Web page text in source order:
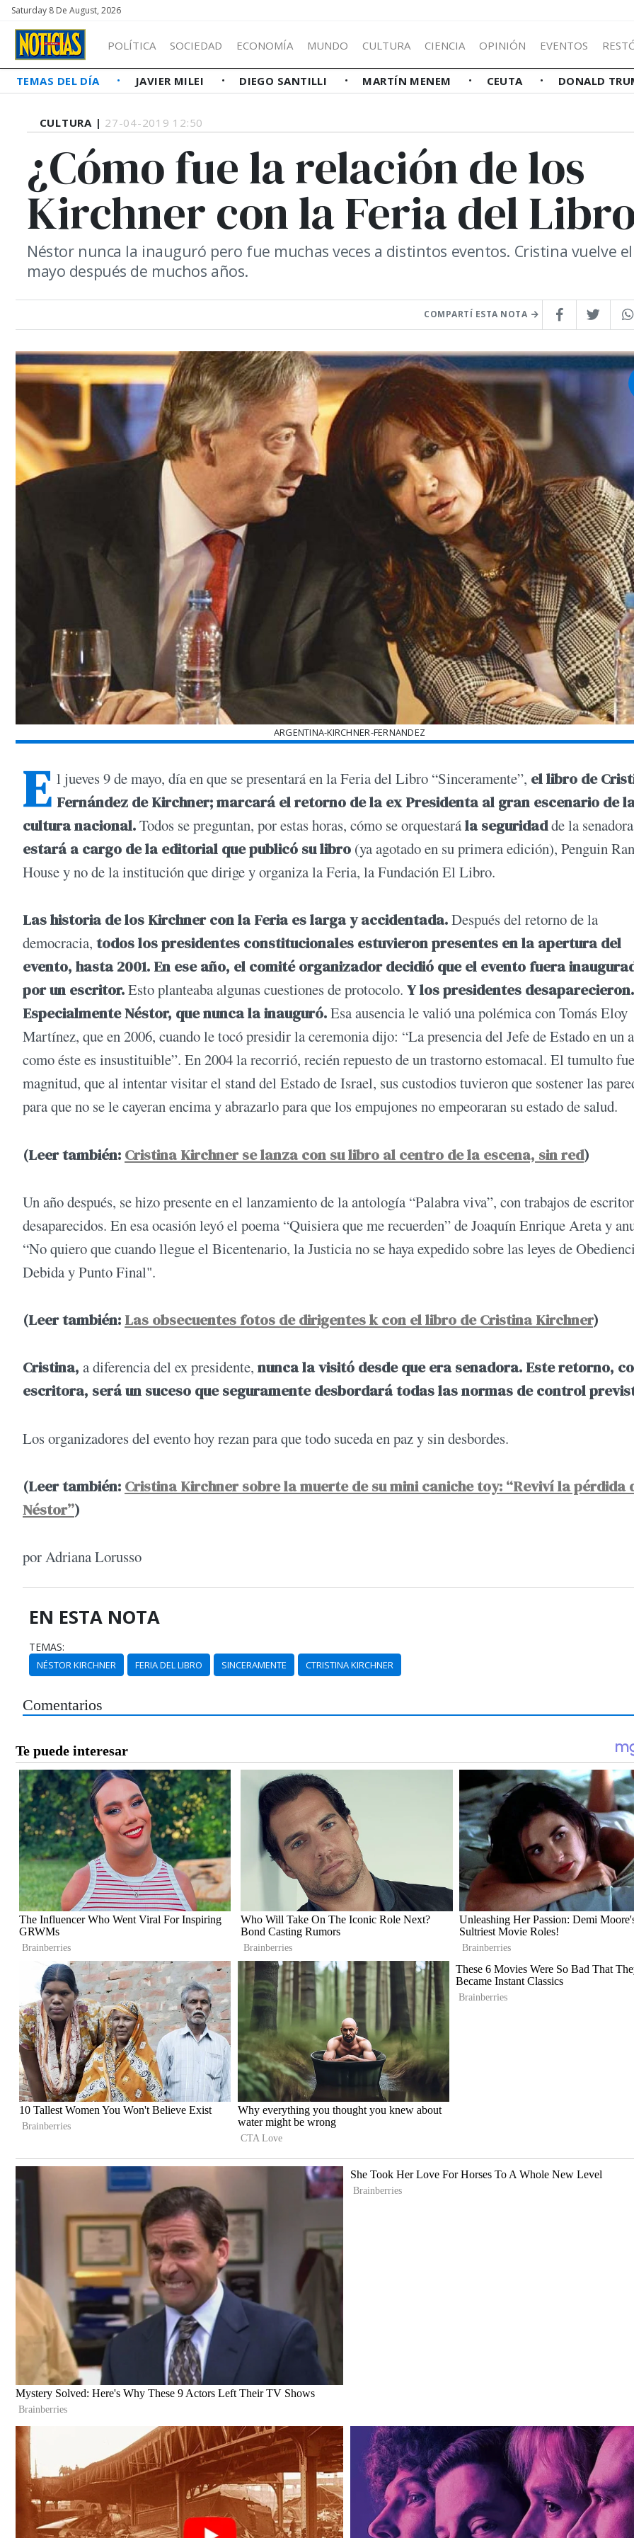
Saturday 8 De August, 2026
POLÍTICA SOCIEDAD ECONOMÍA MUNDO CULTURA CIENCIA OPINIÓN EVENTOS
TEMAS DEL DÍA JAVIER MILEI DIEGO SANTILLI MARTÍN MENEM CEUTA DONALD
CULTURA | 27-04-2019 12:50
¿Cómo fue la relación de los
Kirchner con la Feria del
Néstor nunca la inauguró pero fue muchas veces a distintos eventos. Cristina vuelve
mayo después de muchos años.
COMPARTÍ ESTA NOTA
ARGENTINA-KIRCHNER-FERNANDEZ
E l jueves 9 de mayo, día en que se presentará en la Feria del Libro “Sinceramente”, el libro de
Fernández de Kirchner; marcará el retorno de la ex Presidenta al gran escenario de
cultura nacional.Todos se preguntan, por estas horas, cómo se orquestarála seguridadde la
estará a cargo de la editorial que publicó su libro (ya agotado en su primera edición), Penguin
House y no de la institución que dirige y organiza la Feria, la Fundación El Libro.
Las historia de los Kirchner con la Feria es larga y accidentada.Después del retorno de la
democracia, todos los presidentes constitucionales estuvieron presentes en la apertura del
evento, hasta 2001. En ese año, el comité organizador decidió que el evento fuera
por un escritor.Esto planteaba algunas cuestiones de protocolo. Y los presidentes desaparecieron.
Especialmente Néstor, que nunca la inauguró.Esa ausencia le valió una polémica con Tomás Eloy
Martínez, que en 2006, cuando le tocó presidir la ceremonia dijo: “La presencia del Jefe de Estado en un
como éste es insustituible”. En 2004 la recorrió, recién repuesto de un trastorno estomacal. El tumulto
magnitud, que al intentar visitar el stand del Estado de Israel, sus custodios tuvieron que sostener las
para que no se le cayeran encima y abrazarlo para que los empujones no empeoraran su estado de salud.
(Leer también: Cristina Kirchner se lanza con su libro al centro de la escena, sin red)
Un año después, se hizo presente en el lanzamiento de la antología “Palabra viva”, con trabajos de
desaparecidos. En esa ocasión leyó el poema “Quisiera que me recuerden” de Joaquín Enrique Areta y
“No quiero que cuando llegue el Bicentenario, la Justicia no se haya expedido sobre las leyes de
Debida y Punto Final".
(Leer también: Las obsecuentes fotos de dirigentes k con el libro de Cristina Kirchner)
Cristina, a diferencia del ex presidente, nunca la visitó desde que era senadora. Este retorno,
escritora, será un suceso que seguramente desbordará todas las normas de control
Los organizadores del evento hoy rezan para que todo suceda en paz y sin desbordes.
(Leer también: Cristina Kirchner sobre la muerte de su mini caniche toy: “Reviví la pérdida
Néstor”)
por Adriana Lorusso
EN ESTA NOTA
TEMAS:
NÉSTOR KIRCHNER FERIA DEL LIBRO SINCERAMENTE CTRISTINA KIRCHNER
Comentarios